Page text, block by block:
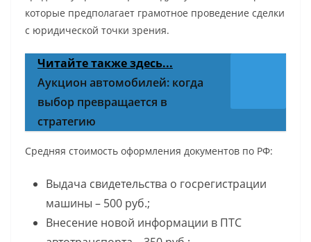
которые предполагает грамотное проведение сделки
с юридической точки зрения.
Читайте также здесь...
Аукцион автомобилей: когда
выбор превращается в
стратегию
Средняя стоимость оформления документов по РФ:
Выдача свидетельства о госрегистрации
машины – 500 руб.;
Внесение новой информации в ПТС